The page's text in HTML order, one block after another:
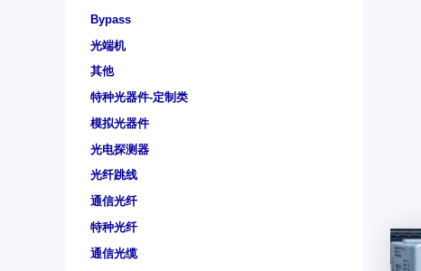
Bypass
光端机
其他
特种光器件-定制类
模拟光器件
光电探测器
光纤跳线
通信光纤
特种光纤
通信光缆